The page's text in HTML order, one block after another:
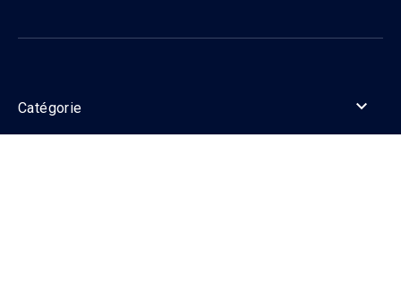
Catégorie 